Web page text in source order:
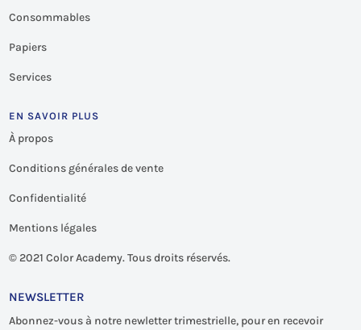
Consommables
Papiers
Services
EN SAVOIR PLUS
À propos
Conditions générales de vente
Confidentialité
Mentions légales
© 2021 Color Academy. Tous droits réservés.
NEWSLETTER
Abonnez-vous à notre newletter trimestrielle, pour en recevoir